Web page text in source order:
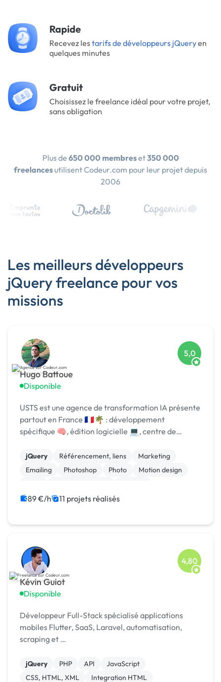
Rapide
Recevez lestarifs de développeurs jQueryen
quelques minutes
Gratuit
Choisissez le freelance idéal pour votre projet,
sans obligation
Plus de 650 000 membreset350 000
freelances utilisent Codeur.com pour leur projet depuis
2006
Les meilleurs développeurs
jQuery freelance pour vos
missions
Hugo Battoue
Disponible
5,0
USTS est une agence de transformation IA présente
partout en France 🇫🇷🌴 : développement
spécifique 🧠, édition logicielle 💻, centre de
MASQUÉE] 🏆 !
jQuery Référencement, liens
Marketing
Emailing
Photoshop Photo
Motion design
89 €/h 11 projets réalisés
Kévin Guiot
Disponible
4,80
Développeur Full-Stack spécialisé applications
mobiles Flutter, SaaS, Laravel, automatisation,
scraping et …
jQuery PHP API
JavaScript
CSS, HTML, XML
Integration HTML